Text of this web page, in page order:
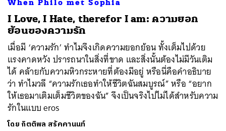
When Philo met Sophia
I Love, I Hate, therefor I am: ความยอก
ย้อนของความรัก
เมื่อมี ‘ความรัก’ ทำไมจึงเกิดความยอกย้อน ทั้งเต็มไปด้วย
แรงคาดหวัง ปรารถนาในสิ่งที่ขาด และสิ่งนั้นต้องไม่มีวันเติม
ได้ คล้ายกับความหิวกระหายที่ต้องมีอยู่ หรือนี่คือคำอธิบาย
ว่า ทำไมวลี “ความรักเธอทำให้ชีวิตฉันสมบูรณ์” หรือ “อยาก
ให้เธอมาเติมเต็มชีวิตของฉัน” จึงเป็นจริงไปไม่ได้สำหรับความ
รักในแบบ eros
โดย กิตติพล สรัคคานนท์